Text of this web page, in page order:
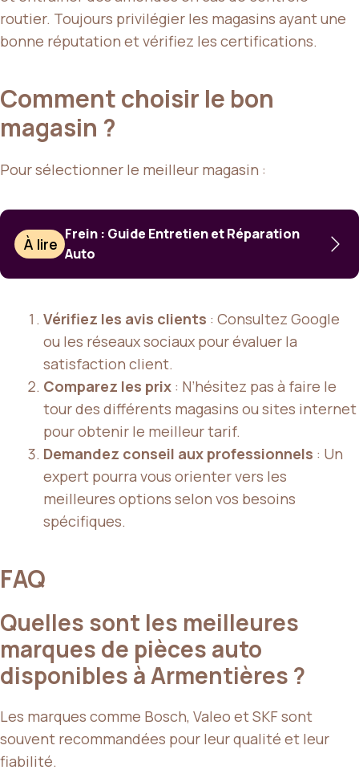
routier. Toujours privilégier les magasins ayant une
bonne réputation et vérifiez les certifications.
Comment choisir le bon
magasin ?
Pour sélectionner le meilleur magasin :
À lire
Frein : Guide Entretien et Réparation
Auto
Vérifiez les avis clients : Consultez Google
ou les réseaux sociaux pour évaluer la
satisfaction client.
Comparez les prix : N’hésitez pas à faire le
tour des différents magasins ou sites internet
pour obtenir le meilleur tarif.
Demandez conseil aux professionnels : Un
expert pourra vous orienter vers les
meilleures options selon vos besoins
spécifiques.
FAQ
Quelles sont les meilleures
marques de pièces auto
disponibles à Armentières ?
Les marques comme Bosch, Valeo et SKF sont
souvent recommandées pour leur qualité et leur
fiabilité.